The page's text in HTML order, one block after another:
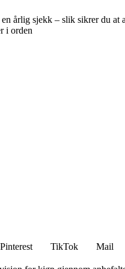
årlig sjekk – slik sikrer du at
i orden
Pinterest TikTok Mail